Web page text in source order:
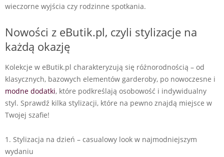
wieczorne wyjścia czy rodzinne spotkania.
Nowości z eButik.pl, czyli stylizacje na
każdą okazję
Kolekcje w eButik.pl charakteryzują się różnorodnością – od
klasycznych, bazowych elementów garderoby, po nowoczesne i
modne dodatki, które podkreślają osobowość i indywidualny
styl. Sprawdź kilka stylizacji, które na pewno znajdą miejsce w
Twojej szafie!
1. Stylizacja na dzień – casualowy look w najmodniejszym
wydaniu